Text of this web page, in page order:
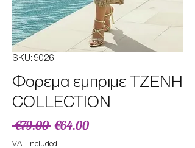
SKU: 9026
Φορεμα εμπριμε TZENH
COLLECTION
€79.00 Regular
Price
€64.00Sale
VAT Included